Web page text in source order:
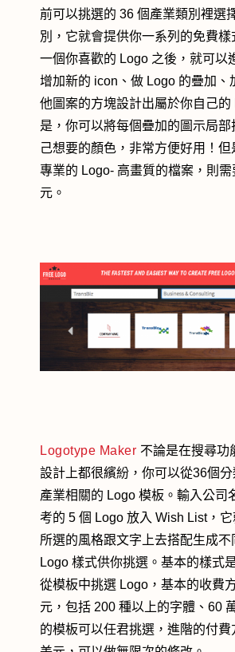
前可以挑選的 36 個產業類別裡選
別，它就會提供你一系列的免費
一個你喜歡的 Logo 之後，就可以
增加新的 icon、做 Logo 的疊加、
他圖案的方塊設計出屬於你自己的
是，你可以將每個疊加的圖示局部
己想要的顏色，非常方便好用！
專業的 Logo- 高畫質的檔案，則
元。
Logotype Maker 不論是在搜尋功
設計上都很繽紛，你可以從36個
產業相關的 Logo 模板。輸入公司
考的 5 個 Logo 放入 Wish List，
所選的風格跟文字上去搭配生成不
Logo 樣式供你挑選。基本的樣式
從模板中挑選 Logo，基本的收費
元，包括 200 種以上的字體、60
的模板可以任君挑選，進階的付費